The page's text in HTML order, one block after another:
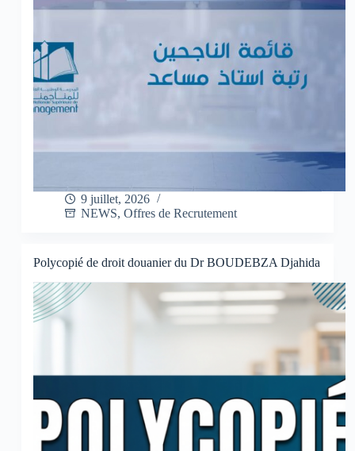
9 juillet, 2026
NEWS, Offres de Recrutement
Polycopié de droit douanier du Dr BOUDEBZA Djahida